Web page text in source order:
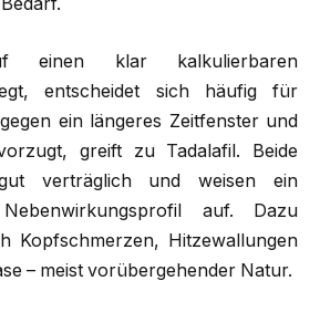
einen klar kalkulierbaren
entscheidet sich häufig für
ein längeres Zeitfenster und
greift zu Tadalafil. Beide
verträglich und weisen ein
auf. Dazu
Kopfschmerzen, Hitzewallungen
– meist vorübergehender Natur.